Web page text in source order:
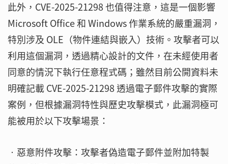
此外，CVE-2025-21298 也值得注意，這是一個影響
Microsoft Office 和 Windows 作業系統的嚴重漏洞，
特別涉及 OLE（物件連結與嵌入）技術。攻擊者可以
利用這個漏洞，透過精心設計的文件，在未經使用者
同意的情況下執行任意程式碼；雖然目前公開資料未
明確記載 CVE-2025-21298 透過電子郵件攻擊的實際
案例，但根據漏洞特性與歷史攻擊模式，此漏洞極可
能被用於以下攻擊場景：
‧惡意附件攻擊：攻擊者偽造電子郵件並附加特製